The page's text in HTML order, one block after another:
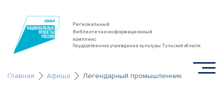
Региональный
библиотечно-информационный
комплекс
Государственное учреждение культуры Тульской области
Главная Афиша Легендарный промышленник